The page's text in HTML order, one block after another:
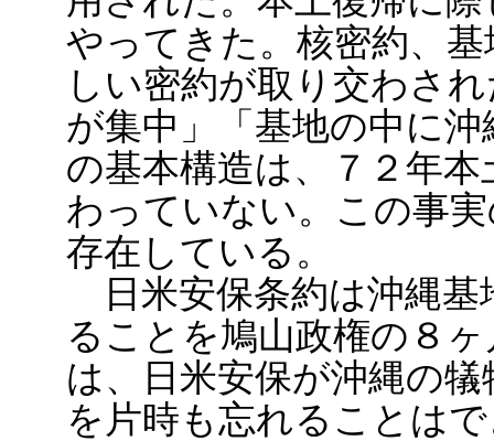
やってきた。核密約、
しい密約が取り交わさ
が集中」「基地の中に
の基本構造は、７２年
わっていない。この事
存在している。
日米安保条約は沖縄基
ることを鳩山政権の８
は、日米安保が沖縄の
を片時も忘れることは